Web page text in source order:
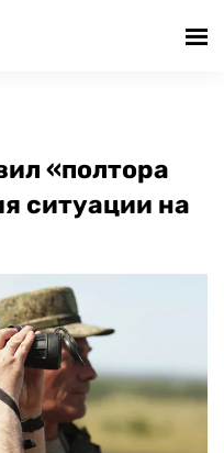
«полтора
ситуации на